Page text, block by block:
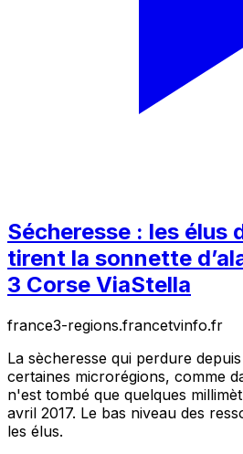
Sécheresse : les élus
tirent la sonnette
3 Corse ViaStella
france3-regions.francetvinfo.fr
La sècheresse qui perdure
certaines microrégions, comme
n'est tombé que quelques
avril 2017. Le bas niveau des
les élus.